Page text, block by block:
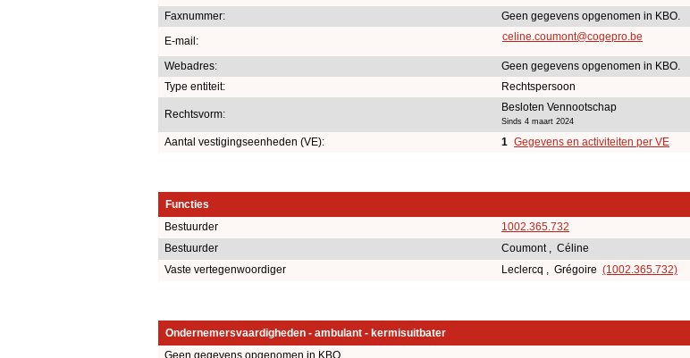
Faxnummer:
Geen gegevens opgenomen in KBO.
E-mail:
celine.coumont@cogepro.be
Webadres:
Geen gegevens opgenomen in KBO.
Type entiteit:
Rechtspersoon
Rechtsvorm:
Besloten Vennootschap
Sinds 4 maart 2024
Aantal vestigingseenheden (VE): 1 Gegevens en activiteiten per VE
Functies
Bestuurder
1002.365.732
Bestuurder Coumont , Céline
Vaste vertegenwoordiger Leclercq , Grégoire (1002.365.732)
Ondernemersvaardigheden - ambulant - kermisuitbater
Geen gegevens opgenomen in KBO.